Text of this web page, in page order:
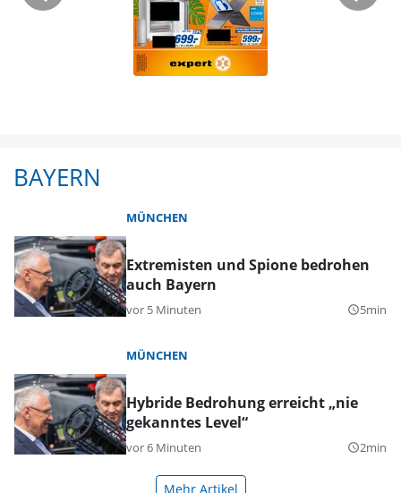
BAYERN
MÜNCHEN
Extremisten und Spione bedrohen
auch Bayern
vor 5 Minuten query_builder5min
MÜNCHEN
Hybride Bedrohung erreicht „nie
gekanntes Level“
vor 6 Minuten query_builder2min
Mehr Artikel